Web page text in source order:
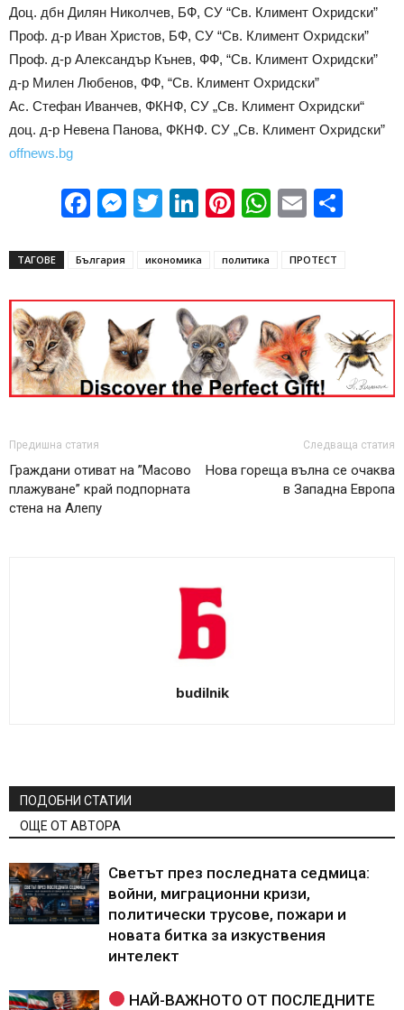
Доц. дбн Дилян Николчев, БФ, СУ “Св. Климент Охридски”
Проф. д-р Иван Христов, БФ, СУ “Св. Климент Охридски”
Проф. д-р Александър Кънев, ФФ, “Св. Климент Охридски”
д-р Милен Любенов, ФФ, “Св. Климент Охридски”
Ас. Стефан Иванчев, ФКНФ, СУ „Св. Климент Охридски“
доц. д-р Невена Панова, ФКНФ. СУ „Св. Климент Охридски”
offnews.bg
Facebook
Messenger
Twitter
LinkedIn
Pinterest
WhatsApp
Email
ТАГОВЕ България икономика политика ПРОТЕСТ
Предишна статия
Граждани отиват на ”Масово
плажуване” край подпорната
стена на Алепу
Следваща статия
Нова гореща вълна се очаква
в Западна Европа
budilnik
ПОДОБНИ СТАТИИ
ОЩЕ ОТ АВТОРА
Светът през последната седмица:
войни, миграционни кризи,
политически трусове, пожари и
новата битка за изкуствения
интелект
НАЙ-ВАЖНОТО ОТ ПОСЛЕДНИТЕ